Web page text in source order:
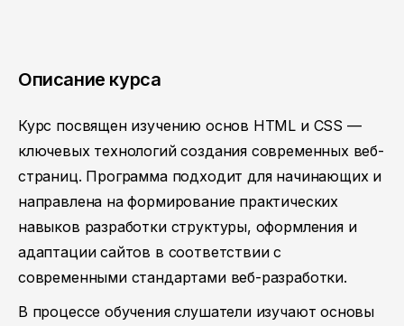
Описание курса
Курс посвящен изучению основ HTML и CSS —
ключевых технологий создания современных веб-
страниц. Программа подходит для начинающих и
направлена на формирование практических
навыков разработки структуры, оформления и
адаптации сайтов в соответствии с
современными стандартами веб-разработки.
В процессе обучения слушатели изучают основы